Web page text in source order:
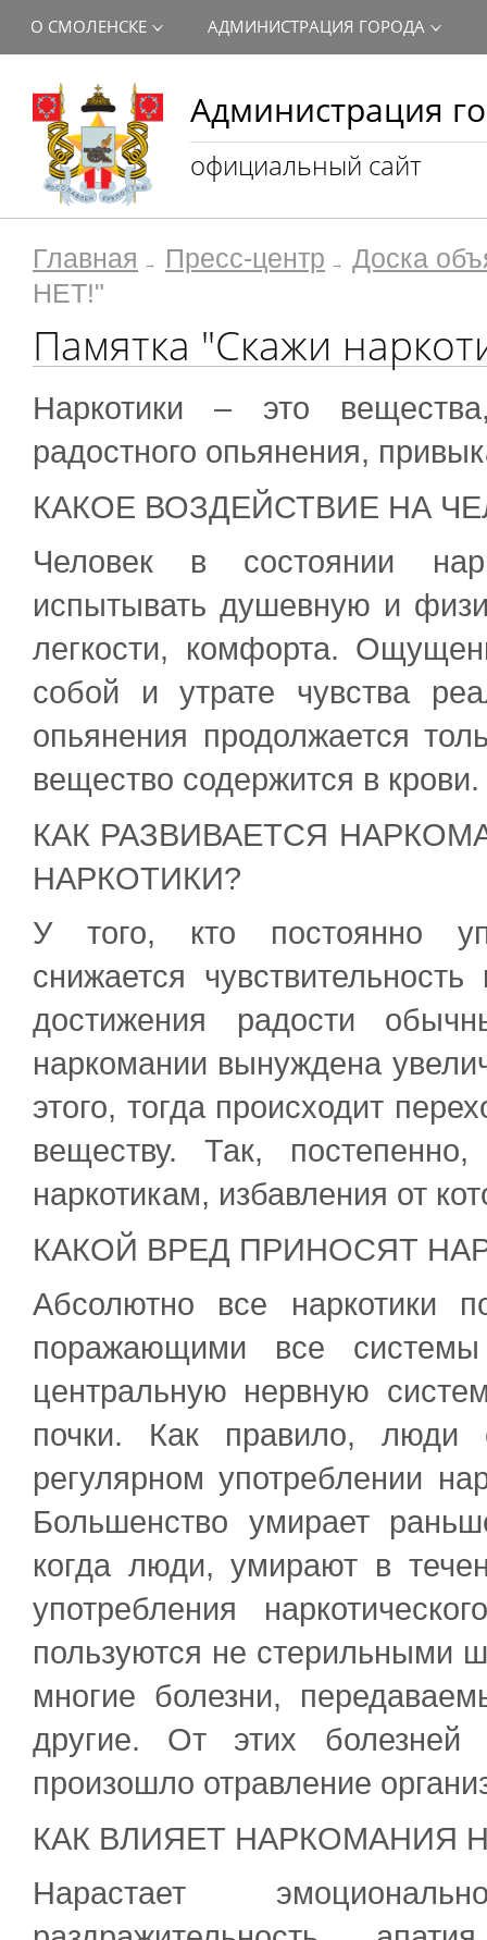
Администрация
официальный сайт
О СМОЛЕНСКЕ АДМИНИСТРАЦИЯ ГОРОДА
Главная Пресс-центр
Доска
НЕТ!"
Памятка "Скажи
Наркотики – это
радостного опьянения,
КАКОЕ ВОЗДЕЙСТВИЕ НА
Человек в состоянии
испытывать душевную и
легкости, комфорта.
собой и утрате чувства
опьянения продолжается
вещество содержится в крови.
КАК РАЗВИВАЕТСЯ
НАРКОТИКИ?
У того, кто постоянно
снижается
достижения радости
наркомании вынуждена
этого, тогда происходит
веществу. Так,
наркотикам, избавления от
КАКОЙ ВРЕД ПРИНОСЯТ
Абсолютно все наркотики
поражающими все
центральную нервную
почки. Как правило,
регулярном употреблении
Большенство умирает
когда люди, умирают в
употребления
пользуются не стерильными
многие болезни,
другие. От этих
произошло отравление
КАК ВЛИЯЕТ НАРКОМАНИЯ
Нарастает